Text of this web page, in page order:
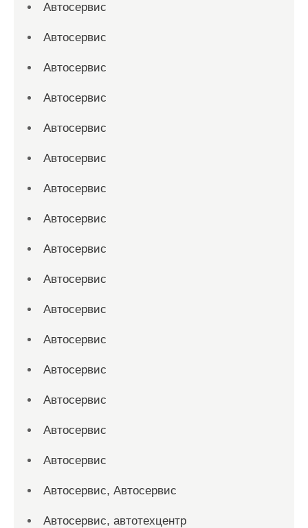
Автосервис
Автосервис
Автосервис
Автосервис
Автосервис
Автосервис
Автосервис
Автосервис
Автосервис
Автосервис
Автосервис
Автосервис
Автосервис
Автосервис
Автосервис
Автосервис
Автосервис, Автосервис
Автосервис, автотехцентр